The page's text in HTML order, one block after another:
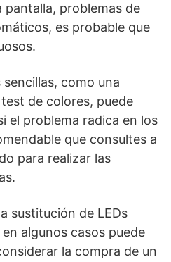
pantalla, problemas de
es probable que
como una
de colores, puede
el problema radica en los
que consultes a
para realizar las
sustitución de LEDs
algunos casos puede
la compra de un